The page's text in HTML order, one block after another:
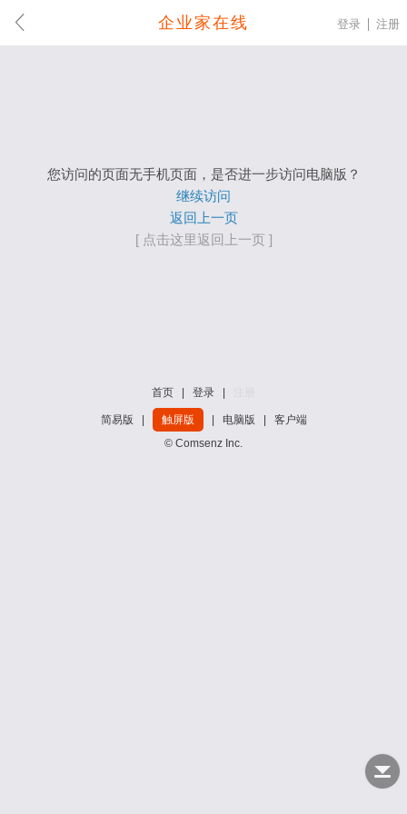
企业家在线 登录 注册
您访问的页面无手机页面，是否进一步访问电脑版？
继续访问
返回上一页
[ 点击这里返回上一页 ]
首页 登录
简易版 触屏版 电脑版
客户端
© Comsenz Inc.